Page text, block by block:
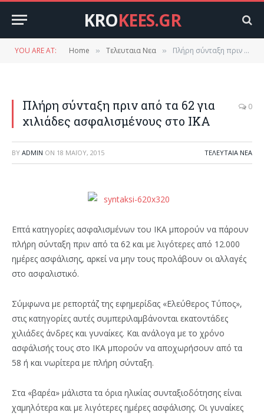
KROKEES.GR
YOU ARE AT: Home » Τελευταια Νεα » Πλήρη σύνταξη πριν από τα 62 για χιλιάδες ασφαλισμένους στο ΙΚΑ
Πλήρη σύνταξη πριν από τα 62 για
χιλιάδες ασφαλισμένους στο ΙΚΑ
0
BY ADMIN ON 18 ΜΑΪ́ΟΥ, 2015 ΤΕΛΕΥΤΑΙΑ ΝΕΑ
Επτά κατηγορίες ασφαλισμένων του ΙΚΑ μπορούν να πάρουν
πλήρη σύνταξη πριν από τα 62 και με λιγότερες από 12.000
ημέρες ασφάλισης, αρκεί να μην τους προλάβουν οι αλλαγές
στο ασφαλιστικό.
Σύμφωνα με ρεπορτάζ της εφημερίδας «Ελεύθερος Τύπος»,
στις κατηγορίες αυτές συμπεριλαμβάνονται εκατοντάδες
χιλιάδες άνδρες και γυναίκες. Και ανάλογα με το χρόνο
ασφάλισής τους στο ΙΚΑ μπορούν να αποχωρήσουν από τα
58 ή και νωρίτερα με πλήρη σύνταξη.
Στα «βαρέα» μάλιστα τα όρια ηλικίας συνταξιοδότησης είναι
χαμηλότερα και με λιγότερες ημέρες ασφάλισης. Οι γυναίκες